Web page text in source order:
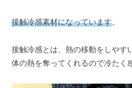
接触冷感素材になっています。
接触冷感とは、熱の移動をしやす
体の熱を奪ってくれるので冷たく